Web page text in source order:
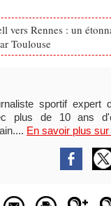
vers Rennes : un
Toulouse
sportif expert
plus de 10 ans
En savoir plus